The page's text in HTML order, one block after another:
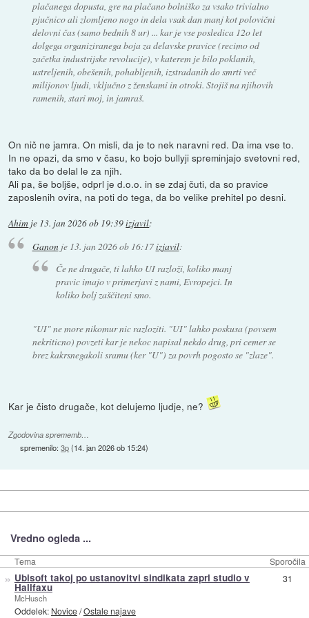
plačanega dopusta, gre na plačano bolniško za vsako trivialno
pjučnico ali zlomljeno nogo in dela vsak dan manj kot polovični
delovni čas (samo bednih 8 ur) ... kar je vse posledica 12o let
dolgega organiziranega boja za delavske pravice (recimo od
začetka industrijske revolucije), v katerem je bilo poklanih,
ustreljenih, obešenih, pohabljenih, izstradanih do smrti več
milijonov ljudi, vključno z ženskami in otroki. Stojiš na njihovih
ramenih, stari moj, in jamraš.
On nič ne jamra. On misli, da je to nek naravni red. Da ima vse to.
In ne opazi, da smo v času, ko bojo bullyji spreminjajo svetovni red,
tako da bo delal le za njih.
Ali pa, še boljše, odprl je d.o.o. in se zdaj čuti, da so pravice
zaposlenih ovira, na poti do tega, da bo velike prehitel po desni.
Ahim je 13. jan 2026 ob 19:39izjavil:
Ganonje 13. jan 2026 ob 16:17izjavil:
Če ne drugače, ti lahko UI razloži, koliko manj
pravic imajo v primerjavi z nami, Evropejci. In
koliko bolj zaščiteni smo.
"UI" ne more nikomur nic razloziti. "UI" lahko poskusa (povsem
nekriticno) povzeti kar je nekoc napisal nekdo drug, pri cemer se
brez kakrsnegakoli sramu (ker "U") za povrh pogosto se "zlaze".
Kar je čisto drugače, kot delujemo ljudje, ne?
Zgodovina sprememb…
spremenilo:3p(14. jan 2026 ob 15:24)
Vredno ogleda ...
Tema Sporočila
» Ubisoft takoj po ustanovitvi sindikata zaprl studio v
Halifaxu
McHusch
Oddelek: Novice/Ostale najave
31